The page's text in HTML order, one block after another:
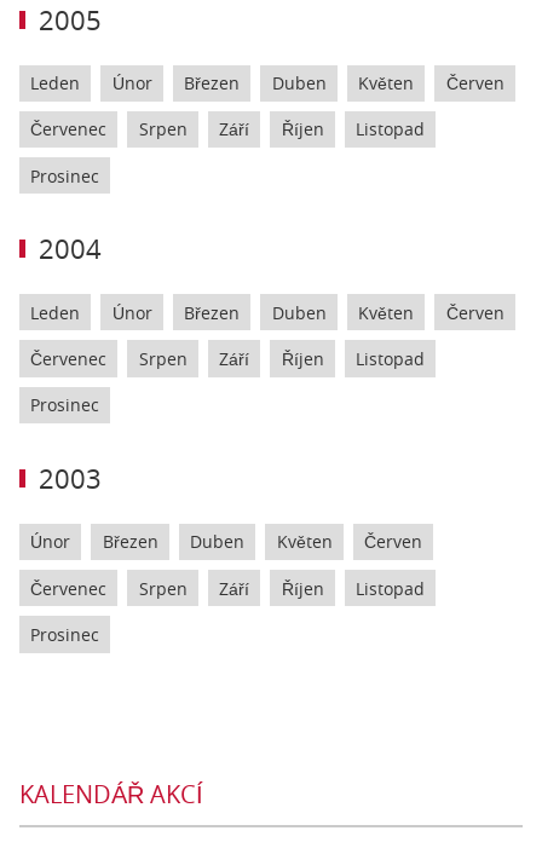
2005
Leden Únor Březen Duben Květen Červen
Červenec Srpen Září Říjen Listopad
Prosinec
2004
Leden Únor Březen Duben Květen Červen
Červenec Srpen Září Říjen Listopad
Prosinec
2003
Únor Březen Duben Květen Červen
Červenec Srpen Září Říjen Listopad
Prosinec
KALENDÁŘ AKCÍ